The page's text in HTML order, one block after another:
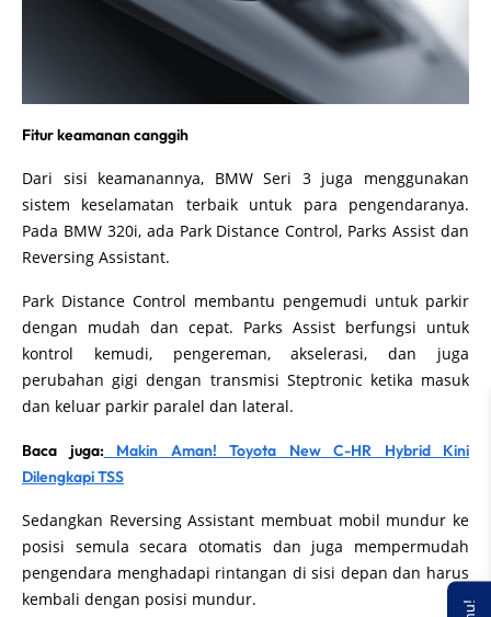
Fitur keamanan canggih
Dari sisi keamanannya, BMW Seri 3 juga menggunakan
sistem keselamatan terbaik untuk para pengendaranya.
Pada BMW 320i, ada Park Distance Control, Parks Assist dan
Reversing Assistant.
Park Distance Control membantu pengemudi untuk parkir
dengan mudah dan cepat. Parks Assist berfungsi untuk
kontrol kemudi, pengereman, akselerasi, dan juga
perubahan gigi dengan transmisi Steptronic ketika masuk
dan keluar parkir paralel dan lateral.
Baca juga: Makin Aman! Toyota New C-HR Hybrid Kini
Dilengkapi TSS
Sedangkan Reversing Assistant membuat mobil mundur ke
posisi semula secara otomatis dan juga mempermudah
pengendara menghadapi rintangan di sisi depan dan harus
kembali dengan posisi mundur.